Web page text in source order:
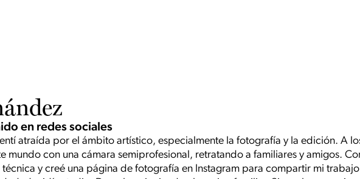
en redes sociales
atraída por el ámbito artístico, especialmente la fotografía y la edición. A
mundo con una cámara semiprofesional, retratando a familiares y amigos.
y creé una página de fotografía en Instagram para compartir mi